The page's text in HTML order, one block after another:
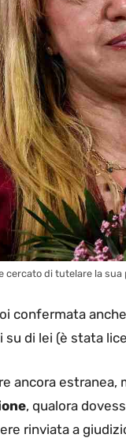
cercato di tutelare la
confermata
di lei (è stata
ancora estranea,
, qualora
rinviata a